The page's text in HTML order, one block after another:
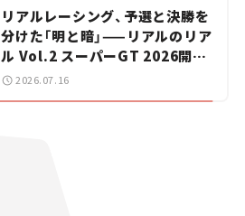
リアルレーシング、予選と決勝を
分けた「明と暗」——リアルのリア
ル Vol.2 スーパーGT 2026開幕
戦 岡山国際サーキット
2026.07.16